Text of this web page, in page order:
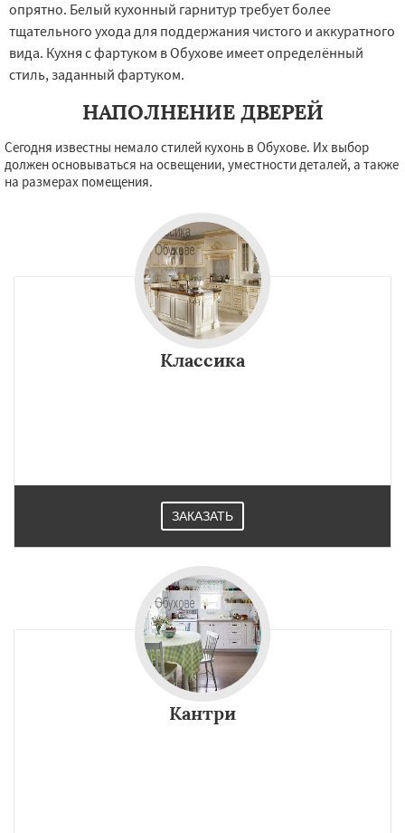
опрятно. Белый кухонный гарнитур требует более
тщательного ухода для поддержания чистого и аккуратного
вида. Кухня с фартуком в Обухове имеет определённый
стиль, заданный фартуком.
НАПОЛНЕНИЕ ДВЕРЕЙ
Сегодня известны немало стилей кухонь в Обухове. Их выбор
должен основываться на освещении, уместности деталей, а также
на размерах помещения.
Классика
ЗАКАЗАТЬ
Кантри